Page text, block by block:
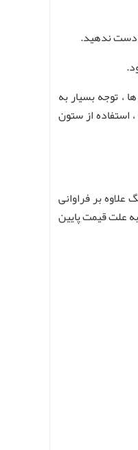
دست ندهید.
، توجه بسیار به
از ستون
بر فراوانی
علت قیمت پایین